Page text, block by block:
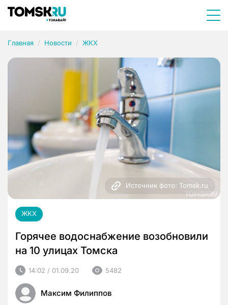
Главная Новости ЖКХ
Источник фото: Tomsk.ru
ЖКХ
Горячее водоснабжение возобновили
на 10 улицах Томска
14:02 / 01.09.20 5482
Максим Филиппов